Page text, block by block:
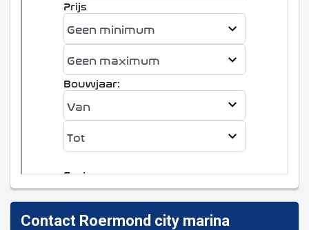
Contact Roermond city marina